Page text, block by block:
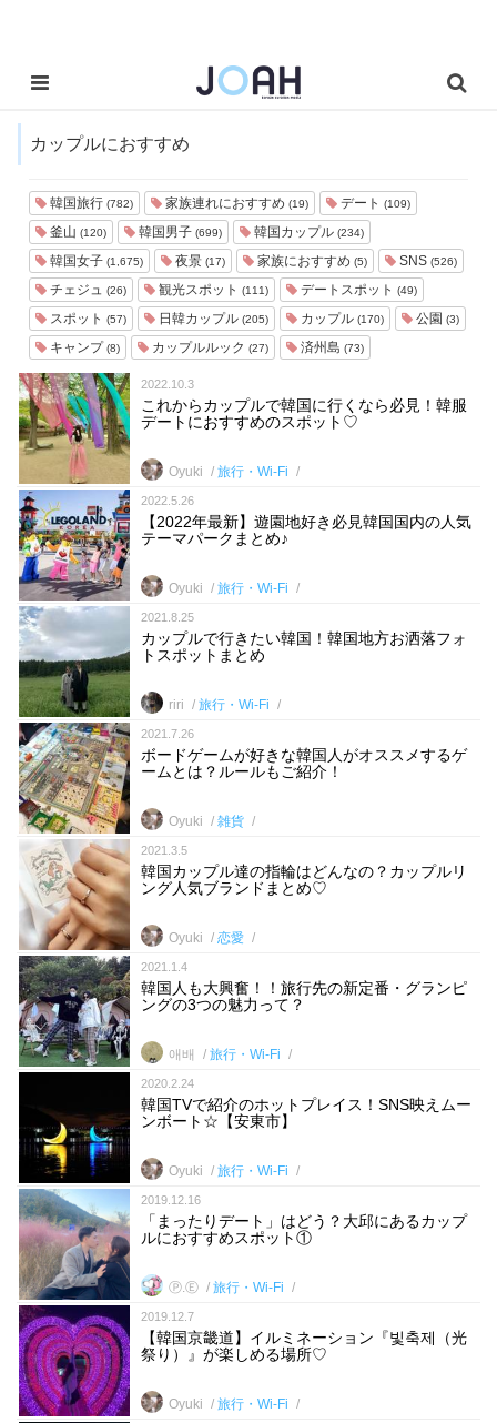
カップルにおすすめ
韓国旅行 (782) 家族連れにおすすめ (19) デート (109)
釜山 (120) 韓国男子 (699) 韓国カップル (234)
韓国女子 (1,675) 夜景 (17) 家族におすすめ (5) SNS (526)
チェジュ (26) 観光スポット (111) デートスポット (49)
スポット (57) 日韓カップル (205) カップル (170) 公園 (3)
キャンプ(8) カップルルック (27) 済州島 (73)
2022.10.3
これからカップルで韓国に行くなら必見！韓服
デートにおすすめのスポット♡
Oyuki 旅行・Wi-Fi
2022.5.26
【2022年最新】遊園地好き必見韓国国内の人気
テーマパークまとめ♪
Oyuki 旅行・Wi-Fi
2021.8.25
カップルで行きたい韓国！韓国地方お洒落フォ
トスポットまとめ
riri 旅行・Wi-Fi
2021.7.26
ボードゲームが好きな韓国人がオススメするゲ
ームとは？ルールもご紹介！
Oyuki 雑貨
2021.3.5
韓国カップル達の指輪はどんなの？カップルリ
ング人気ブランドまとめ♡
Oyuki 恋愛
2021.1.4
韓国人も大興奮！！旅行先の新定番・グランピ
ングの3つの魅力って？
애배 旅行・Wi-Fi
2020.2.24
韓国TVで紹介のホットプレイス！SNS映えムー
ンボート☆【安東市】
Oyuki 旅行・Wi-Fi
2019.12.16
「まったりデート」はどう？大邱にあるカップ
ルにおすすめスポット①
Ⓟ.Ⓔ 旅行・Wi-Fi
2019.12.7
【韓国京畿道】イルミネーション『빛축제（光
祭り）』が楽しめる場所♡
Oyuki 旅行・Wi-Fi